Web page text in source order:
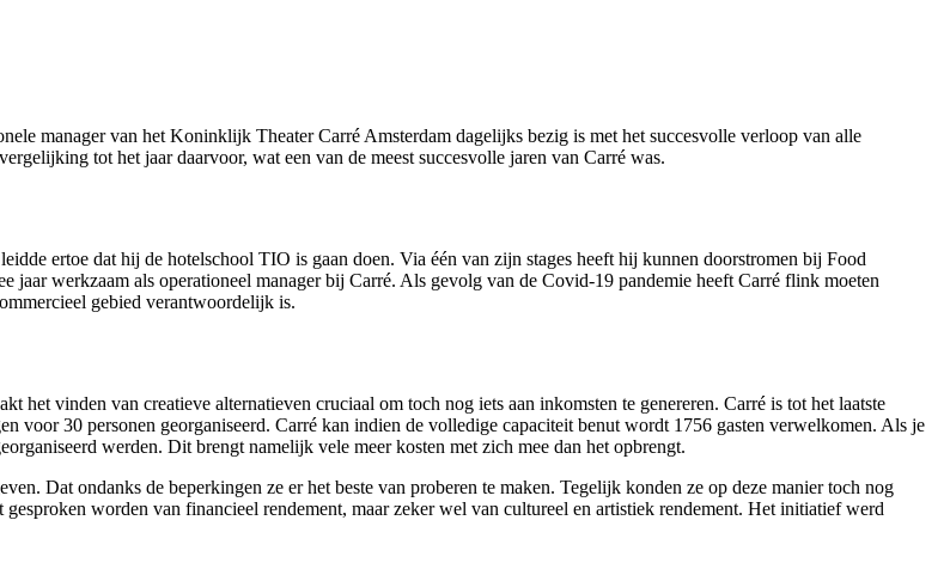
manager van het Koninklijk Theater Carré Amsterdam dagelijks bezig is met het succesvolle verloop van alle
tot het jaar daarvoor, wat een van de meest succesvolle jaren van Carré was.
ertoe dat hij de hotelschool TIO is gaan doen. Via één van zijn stages heeft hij kunnen doorstromen bij Food
jaar werkzaam als operationeel manager bij Carré. Als gevolg van de Covid-19 pandemie heeft Carré flink moeten
gebied verantwoordelijk is.
het vinden van creatieve alternatieven cruciaal om toch nog iets aan inkomsten te genereren. Carré is tot het laatste
voor 30 personen georganiseerd. Carré kan indien de volledige capaciteit benut wordt 1756 gasten verwelkomen. Als je
werden. Dit brengt namelijk vele meer kosten met zich mee dan het opbrengt.
Dat ondanks de beperkingen ze er het beste van proberen te maken. Tegelijk konden ze op deze manier toch nog
worden van financieel rendement, maar zeker wel van cultureel en artistiek rendement. Het initiatief werd